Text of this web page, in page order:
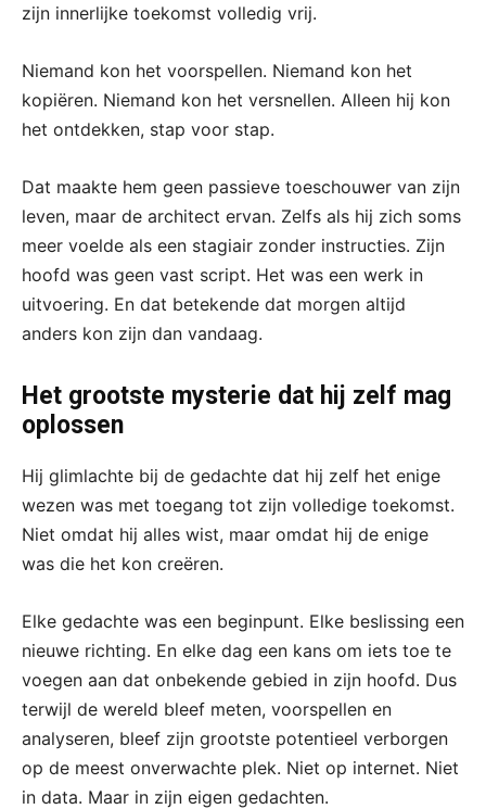
zijn innerlijke toekomst volledig vrij.
Niemand kon het voorspellen. Niemand kon het
kopiëren. Niemand kon het versnellen. Alleen hij kon
het ontdekken, stap voor stap.
Dat maakte hem geen passieve toeschouwer van zijn
leven, maar de architect ervan. Zelfs als hij zich soms
meer voelde als een stagiair zonder instructies. Zijn
hoofd was geen vast script. Het was een werk in
uitvoering. En dat betekende dat morgen altijd
anders kon zijn dan vandaag.
Het grootste mysterie dat hij zelf mag
oplossen
Hij glimlachte bij de gedachte dat hij zelf het enige
wezen was met toegang tot zijn volledige toekomst.
Niet omdat hij alles wist, maar omdat hij de enige
was die het kon creëren.
Elke gedachte was een beginpunt. Elke beslissing een
nieuwe richting. En elke dag een kans om iets toe te
voegen aan dat onbekende gebied in zijn hoofd. Dus
terwijl de wereld bleef meten, voorspellen en
analyseren, bleef zijn grootste potentieel verborgen
op de meest onverwachte plek. Niet op internet. Niet
in data. Maar in zijn eigen gedachten.